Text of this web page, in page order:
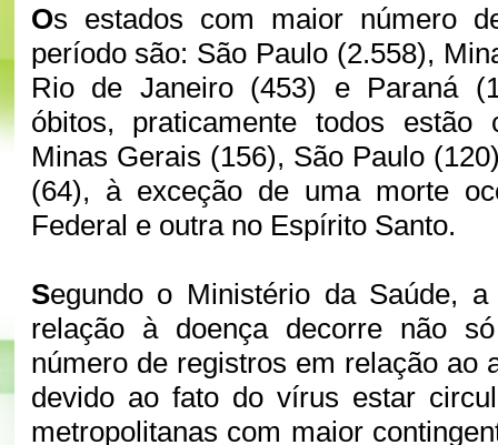
Os estados com maior número
período são: São Paulo (2.558),
Rio de Janeiro (453) e Paraná
óbitos, praticamente todos estão
Minas Gerais (156), São Paulo
(64), à exceção de uma morte
Federal e outra no Espírito Santo.
Segundo o Ministério da Saúde, a
relação à doença decorre não
número de registros em relação ao
devido ao fato do vírus estar
metropolitanas com maior